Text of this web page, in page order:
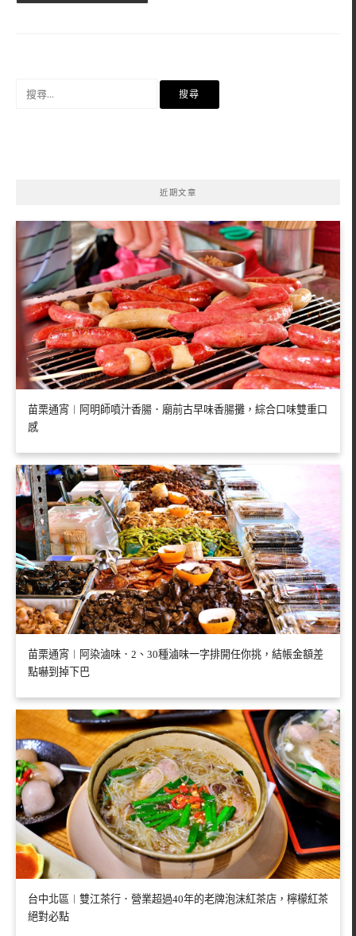
近期文章
苗栗通宵︱阿明師噴汁香腸．廟前古早味香腸攤，綜合口味雙重口
感
苗栗通宵︱阿染滷味．2、30種滷味一字排開任你挑，結帳金額差
點嚇到掉下巴
台中北區︱雙江茶行．營業超過40年的老牌泡沫紅茶店，檸檬紅茶
絕對必點